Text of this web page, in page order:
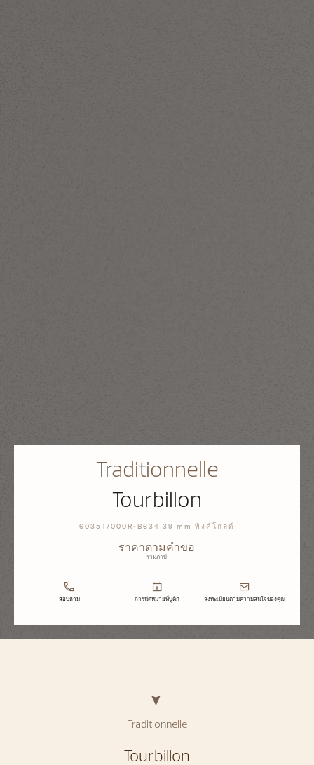
Traditionnelle
Tourbillon
6035T/000R-B634 39 mm พิงค์โกลด์
ราคาตามคำขอ
รวมภาษี
สอบถาม การนัดหมายที่บูติก ลงทะเบียนตามความสนใจของคุณ
Traditionnelle
Tourbillon